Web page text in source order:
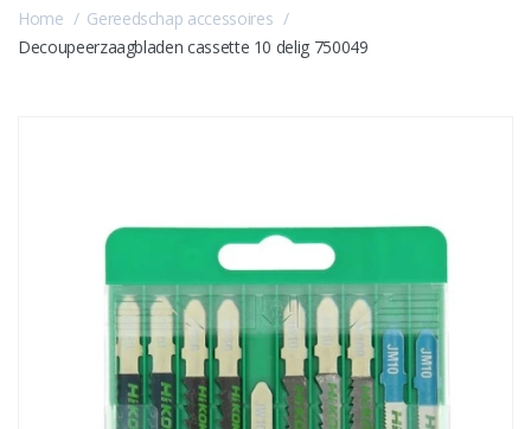
Home
Gereedschap accessoires
Decoupeerzaagbladen cassette 10 delig 750049